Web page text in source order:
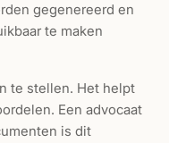
gegenereerd en
te maken
te stellen. Het helpt
Een advocaat
is dit